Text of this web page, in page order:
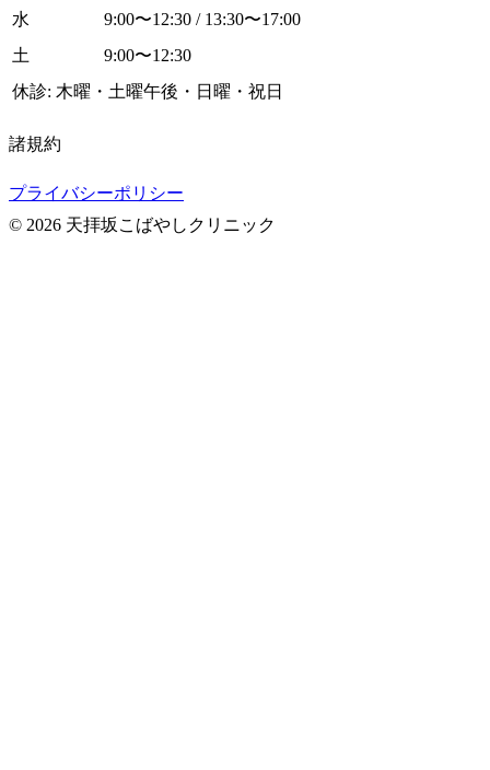
水
9:00〜12:30 / 13:30〜17:00
土
9:00〜12:30
休診: 木曜・土曜午後・日曜・祝日
諸規約
プライバシーポリシー
© 2026 天拝坂こばやしクリニック